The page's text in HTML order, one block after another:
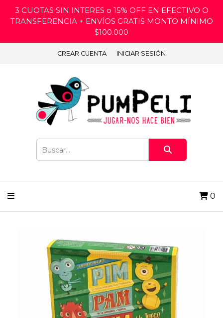
3 CUOTAS SIN INTERES o 15% OFF EN EFECTIVO O
TRANSFERENCIA + ENVÍOS GRATIS MONTO MÍNIMO
$100.000
CREAR CUENTA INICIAR SESIÓN
0